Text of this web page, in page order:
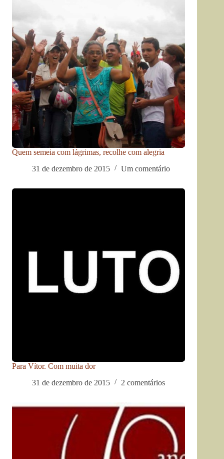
Quem semeia com lágrimas, recolhe com alegria
31 de dezembro de 2015
Um comentário
Para Vítor. Com muita dor
31 de dezembro de 2015
2 comentários